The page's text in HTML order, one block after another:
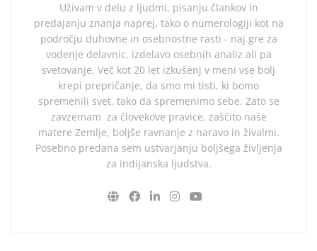
Uživam v delu z ljudmi, pisanju člankov in
predajanju znanja naprej, tako o numerologiji kot na
področju duhovne in osebnostne rasti - naj gre za
vodenje delavnic, izdelavo osebnih analiz ali pa
svetovanje. Več kot 20 let izkušenj v meni vse bolj
krepi prepričanje, da smo mi tisti, ki bomo
spremenili svet, tako da spremenimo sebe. Zato se
zavzemam za človekove pravice, zaščito naše
matere Zemlje, boljše ravnanje z naravo in živalmi.
Posebno predana sem ustvarjanju boljšega življenja
za indijanska ljudstva.